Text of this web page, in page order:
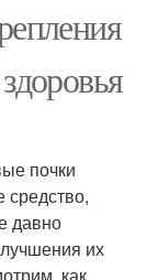
почки
давно
их
как